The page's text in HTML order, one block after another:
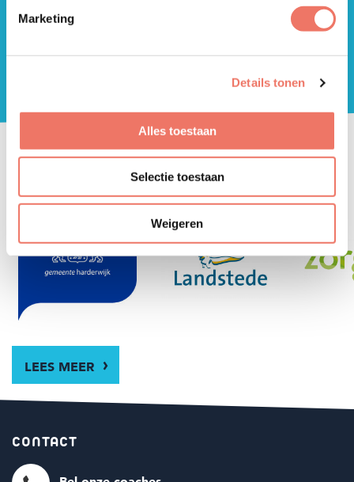
Marketing
Details tonen
Alles toestaan
Selectie toestaan
Weigeren
Meer info
GA! HARDERWIJK IS EEN INITIATIEF
LEES MEER
CONTACT